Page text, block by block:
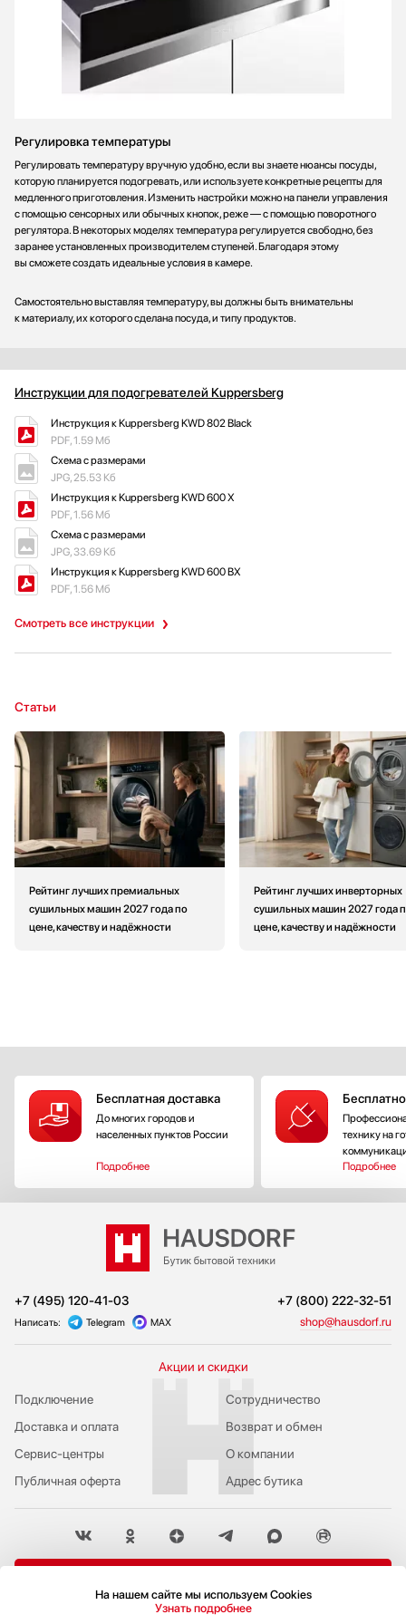
Регулировка температуры
Регулировать температуру вручную удобно, если вы знаете нюансы посуды,
которую планируется подогревать, или используете конкретные рецепты для
медленного приготовления. Изменить настройки можно на панели управления
с помощью сенсорных или обычных кнопок, реже — с помощью поворотного
регулятора. В некоторых моделях температура регулируется свободно, без
заранее установленных производителем ступеней. Благодаря этому
вы сможете создать идеальные условия в камере.
Самостоятельно выставляя температуру, вы должны быть внимательны
к материалу, их которого сделана посуда, и типу продуктов.
Инструкции для подогревателей Kuppersberg
Смотреть все инструкции
Инструкция к Kuppersberg KWD 802 Black
PDF, 1.59 Мб
Схема с размерами
JPG, 25.53 Кб
Инструкция к Kuppersberg KWD 600 X
PDF, 1.56 Мб
Схема с размерами
JPG, 33.69 Кб
Инструкция к Kuppersberg KWD 600 BX
PDF, 1.56 Мб
Статьи
Рейтинг лучших премиальных
сушильных машин 2027 года по
цене, качеству и надёжности
Рейтинг лучших инверторных
сушильных машин 2027 года
цене, качеству и надёжности
Бесплатная доставка
До многих городов и
населенных пунктов России
Подробнее
технику на
Подробнее
+7 (495) 120-41-03 +7 (800) 222-32-51
Написать: Telegram MAX shop@hausdorf.ru
Акции и скидки
Подключение
Публичная оферта
Сервис-центры
Доставка и оплата
Сотрудничество
Возврат и обмен
О компании
Адрес бутика
Политика конфиденциальности
На нашем сайте мы используем Cookies
Узнать подробнее